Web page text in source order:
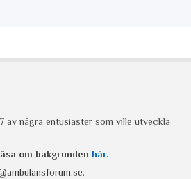
av några entusiaster som ville utveckla
om bakgrunden här.
.